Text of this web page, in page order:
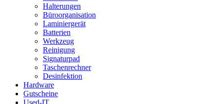
Halterungen
Büroorganisation
Laminiergerät
Batterien
Werkzeug
Reinigung
Signaturpad
Taschenrechner
Desinfektion
Hardware
Gutscheine
Used-IT